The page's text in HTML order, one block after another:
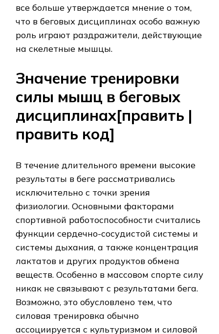
все больше утверждается мнение о том,
что в беговых дисциплинах особо важную
роль играют раздражители, действующие
на скелетные мышцы.
Значение тренировки
силы мышц в беговых
дисциплинах[править |
править код]
В течение длительного времени высокие
результаты в беге рассматривались
исключительно с точки зрения
физиологии. Основными факторами
спортивной работоспособности считались
функции сердечно-сосудистой системы и
системы дыхания, а также концентрация
лактатов и других продуктов обмена
веществ. Особенно в массовом спорте силу
никак не связывают с результатами бега.
Возможно, это обусловлено тем, что
силовая тренировка обычно
ассоциируется с культуризмом и силовой